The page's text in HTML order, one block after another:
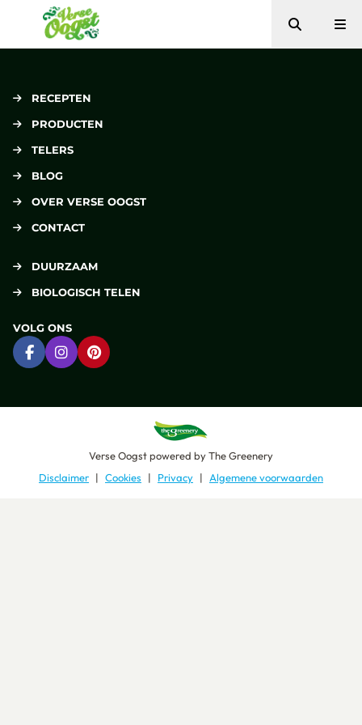
Verse Oogst
Zoeken
RECEPTEN
PRODUCTEN
TELERS
BLOG
OVER VERSE OOGST
CONTACT
DUURZAAM
BIOLOGISCH TELEN
VOLG ONS
Ga naar Facebook
Ga naar Instagram
Ga naar Pinterest
Verse Oogstpowered byThe Greenery
Disclaimer
Cookies Privacy Algemene voorwaarden